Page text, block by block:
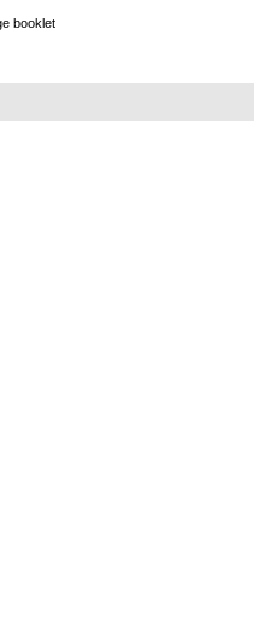
booklet